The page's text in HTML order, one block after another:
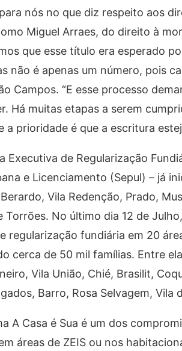
nós no que diz respeito aos
Miguel Arraes, do direito à
que esse título era esperado
não é apenas um número, pois
Campos. “E esse processo
Há muitas etapas a serem
a prioridade é que a escritura
Executiva de Regularização
e Licenciamento (Sepul) – já
Vila Redenção, Prado,
Torrões. No último dia 12 de
regularização fundiária em 20
cerca de 50 mil famílias. Entre
Vila União, Chié, Brasilit,
Barro, Rosa Selvagem, Vila
A Casa é Sua é um dos
áreas de ZEIS ou nos